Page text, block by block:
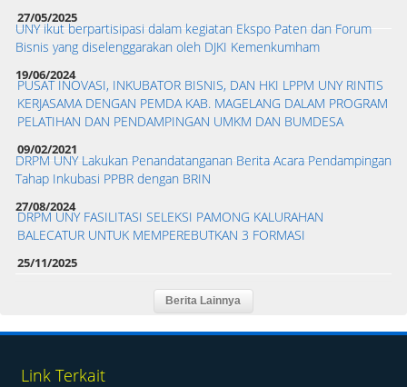
27/05/2025
UNY ikut berpartisipasi dalam kegiatan Ekspo Paten dan Forum
Bisnis yang diselenggarakan oleh DJKI Kemenkumham
19/06/2024
PUSAT INOVASI, INKUBATOR BISNIS, DAN HKI LPPM UNY RINTIS
KERJASAMA DENGAN PEMDA KAB. MAGELANG DALAM PROGRAM
PELATIHAN DAN PENDAMPINGAN UMKM DAN BUMDESA
09/02/2021
DRPM UNY Lakukan Penandatanganan Berita Acara Pendampingan
Tahap Inkubasi PPBR dengan BRIN
27/08/2024
DRPM UNY FASILITASI SELEKSI PAMONG KALURAHAN
BALECATUR UNTUK MEMPEREBUTKAN 3 FORMASI
25/11/2025
Link Terkait